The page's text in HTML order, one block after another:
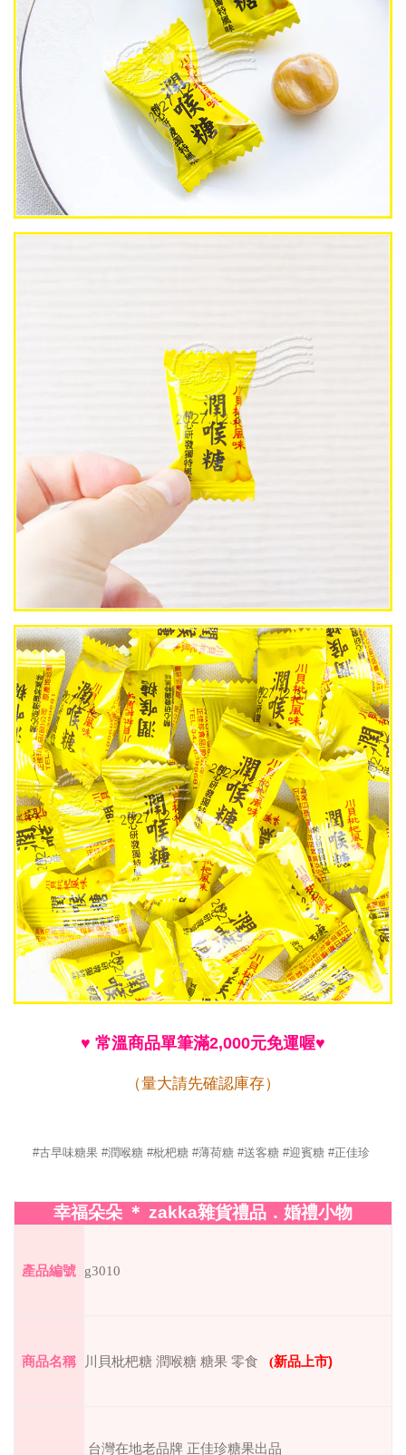
♥ 常溫商品單筆滿2,000元免運喔♥
（量大請先確認庫存）
#古早味糖果 #潤喉糖 #枇杷糖 #薄荷糖 #送客糖 #迎賓糖 #正佳珍
幸福朵朵 ＊ zakka雜貨禮品．婚禮小物
產品編號 g3010
商品名稱 川貝枇杷糖 潤喉糖 糖果 零食 (新品上市)
台灣在地老品牌 正佳珍糖果出品